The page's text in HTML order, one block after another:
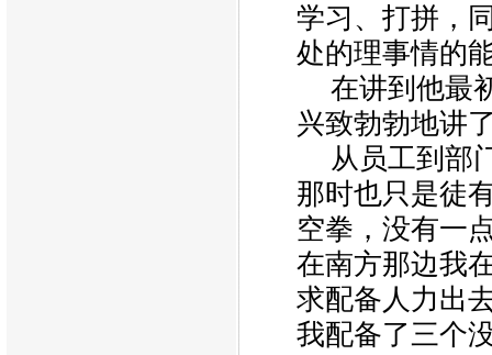
学习、打拼，
处的理事情的
在讲到他最
兴致勃勃地讲
从员工到部
那时也只是徒
空拳，没有一
在南方那边我
求配备人力出
我配备了三个